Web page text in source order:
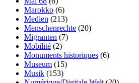
Marokko (6)
Medien (213)
Menschenrechte (20)
Migranten (7)
Mobilité (2)
Monuments historiques (6)
Museum (15)
Musik (153)